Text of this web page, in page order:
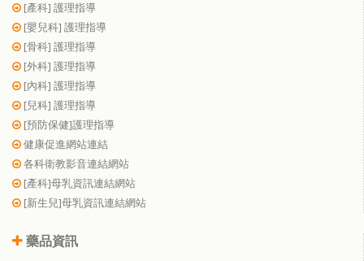
[產科] 護理指導
[嬰兒科] 護理指導
[骨科] 護理指導
[外科] 護理指導
[內科] 護理指導
[兒科] 護理指導
[預防保健]護理指導
健康促進網站連結
各科衛教影音連結網站
[產科]母乳資訊連結網站
[新生兒]母乳資訊連結網站
藥品資訊